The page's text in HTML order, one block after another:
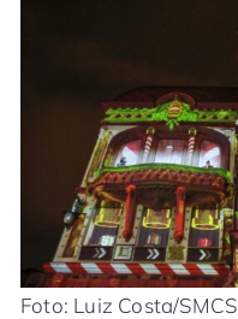
Foto: Luiz Costa/SMCS